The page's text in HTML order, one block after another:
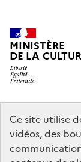
Ce site utilise
vidéos, des
MINISTÈRE
DE LA
service-